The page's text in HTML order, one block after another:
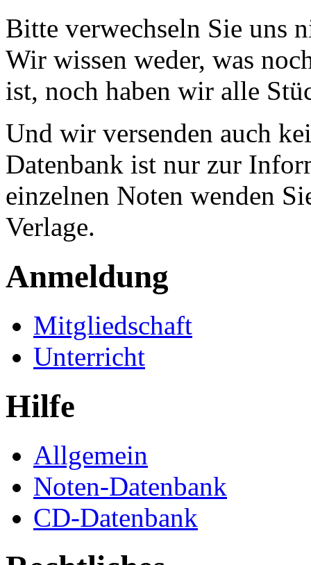
Bitte verwechseln Sie uns
Wir wissen weder, was
ist, noch haben wir alle
Und wir versenden auch
Datenbank ist nur zur
einzelnen Noten wenden
Verlage.
Anmeldung
Mitgliedschaft
Unterricht
Hilfe
Allgemein
Noten-Datenbank
CD-Datenbank